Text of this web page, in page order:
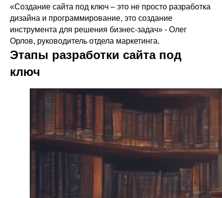
«Создание сайта под ключ – это не просто разработка
дизайна и программирование, это создание
инструмента для решения бизнес-задач» - Олег
Орлов, руководитель отдела маркетинга.
Этапы разработки сайта под
ключ